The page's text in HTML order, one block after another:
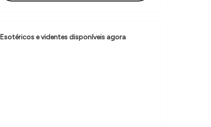
Esotéricos e videntes disponíveis agora